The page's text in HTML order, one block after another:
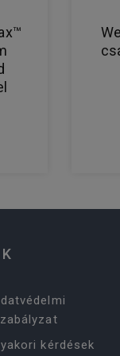
kérdések